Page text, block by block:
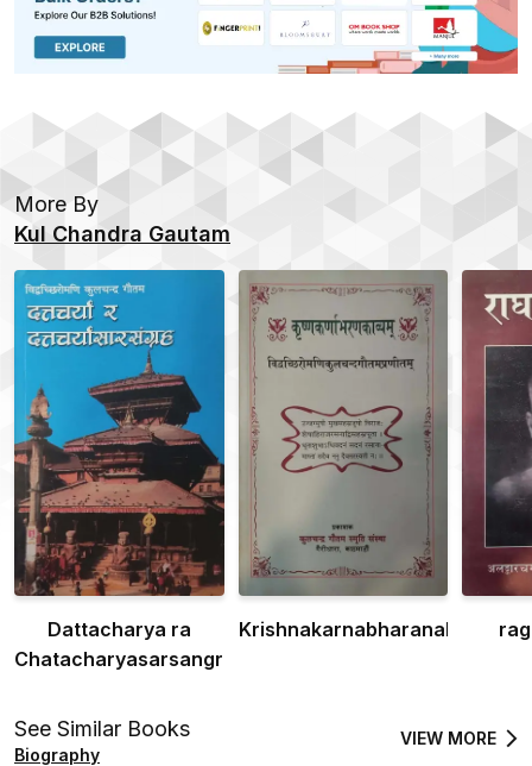
More By
Kul Chandra Gautam
Dattacharya ra
Chatacharyasarsangraha
Krishnakarnabharanakavyam
See Similar Books
Biography
VIEW MORE